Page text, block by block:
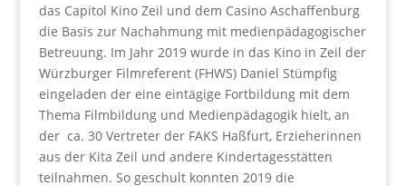
das Capitol Kino Zeil und dem Casino Aschaffenburg
die Basis zur Nachahmung mit medienpädagogischer
Betreuung. Im Jahr 2019 wurde in das Kino in Zeil der
Würzburger Filmreferent (FHWS) Daniel Stümpfig
eingeladen der eine eintägige Fortbildung mit dem
Thema Filmbildung und Medienpädagogik hielt, an
der ca. 30 Vertreter der FAKS Haßfurt, Erzieherinnen
aus der Kita Zeil und andere Kindertagesstätten
teilnahmen. So geschult konnten 2019 die